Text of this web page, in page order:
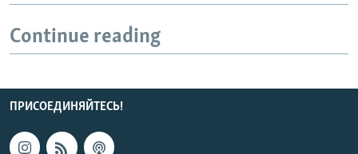
Continue reading
ПРИСОЕДИНЯЙТЕСЬ!